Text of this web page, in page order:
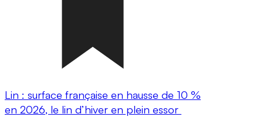
Lin : surface française en hausse de 10 %
en 2026, le lin d’hiver en plein essor